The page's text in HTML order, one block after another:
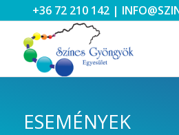
+36 72 210 142 |
ESEMÉNYEK